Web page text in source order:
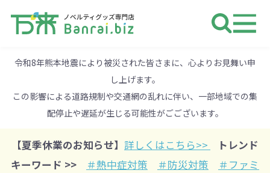
令和8年熊本地震により被災された皆さまに、心よりお見舞い申
し上げます。
この影響による道路規制や交通網の乱れに伴い、一部地域での集
配停止や遅延が生じる可能性がごございます。
【夏季休業のお知らせ】 詳しくはこちら>>
トレンド
キーワード >>
＃熱中症対策 ＃防災対策
＃ファミ